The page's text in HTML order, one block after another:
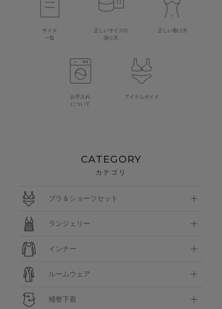
サイズ
一覧
正しいサイズの
測り方
正しい着け方
お手入れ
について
アイテムガイド
CATEGORY
カテゴリ
ブラ＆ショーツセット
ランジェリー
インナー
ルームウェア
補整下着